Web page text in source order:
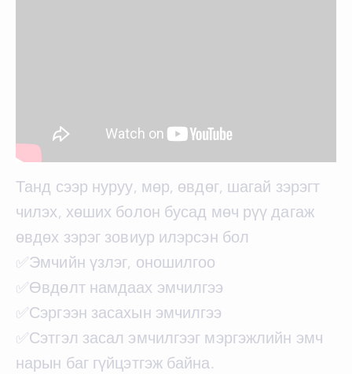
Танд сээр нуруу, мөр, өвдөг, шагай зэрэгт
чилэх, хөших болон бусад мөч рүү дагаж
өвдөх зэрэг зовиур илэрсэн бол
✅Эмчийн үзлэг, оношилгоо
✅Өвдөлт намдаах эмчилгээ
✅Сэргээн засахын эмчилгээ
✅Сэтгэл засал эмчилгээг мэргэжлийн эмч
нарын баг гүйцэтгэж байна.